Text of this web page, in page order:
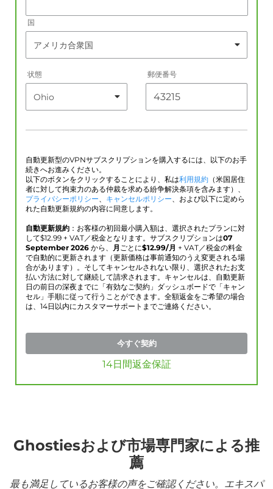
国
状態 郵便番号
自動更新型のVPNサブスクリプションを購入するには、以下のお手
続きへお進みください。
以下のボタンをクリックすることにより、私は利用規約 （米国居住
者に対して拘束力のある仲裁を求める紛争解決条項を含みます）、
プライバシーポリシー、 キャンセルポリシー、および以下に定めら
れた自動更新規約の内容に同意します。
自動更新規約 ：お客様の初回最小購入額は、選択されたプランに対
して$12.99 + VAT／税金となります。サブスクリプションは07
September 2026 から、 月 ごとに$12.99/月 + VAT／税金の料金
で自動的に更新されます（更新価格は事前通知のうえ変更される場
合があります）。そしてキャンセルされない限り、選択されたお支
払い方法に対して継続して請求されます。キャンセルは、自動更新
日の前日の深夜までに「有効なご契約」ダッシュボードで「キャン
セル」手順に従って行うことができます。全額返金をご希望の場合
は、14日以内にカスタマーサポートまでご連絡ください。
今すぐ契約
14日間返金保証
Ghostiesおよび市場専門家による推
薦
最も満足しているお客様の声をご確認ください。エキスパ